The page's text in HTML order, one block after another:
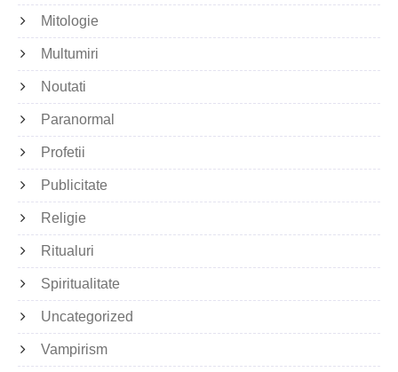
Mitologie
Multumiri
Noutati
Paranormal
Profetii
Publicitate
Religie
Ritualuri
Spiritualitate
Uncategorized
Vampirism